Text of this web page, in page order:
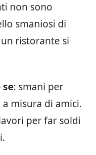
non sono
smaniosi di
ristorante si
: smani per
misura di amici.
per far soldi